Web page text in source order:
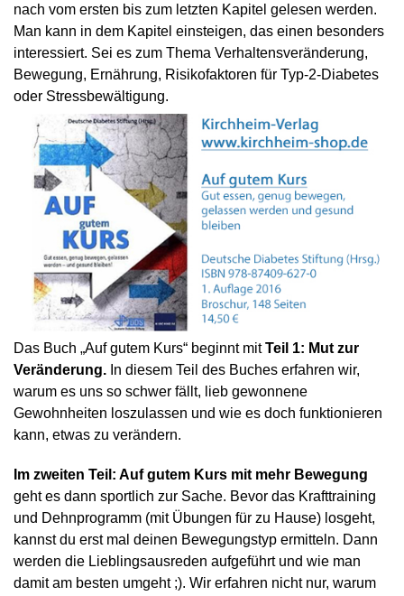
nach vom ersten bis zum letzten Kapitel gelesen werden.
Man kann in dem Kapitel einsteigen, das einen besonders
interessiert. Sei es zum Thema Verhaltensveränderung,
Bewegung, Ernährung, Risikofaktoren für Typ-2-Diabetes
oder Stressbewältigung.
Das Buch „Auf gutem Kurs“ beginnt mitTeil 1: Mut zur
Veränderung. In diesem Teil des Buches erfahren wir,
warum es uns so schwer fällt, lieb gewonnene
Gewohnheiten loszulassen und wie es doch funktionieren
kann, etwas zu verändern.
Im zweiten Teil: Auf gutem Kurs mit mehr Bewegung
geht es dann sportlich zur Sache. Bevor das Krafttraining
und Dehnprogramm (mit Übungen für zu Hause) losgeht,
kannst du erst mal deinen Bewegungstyp ermitteln. Dann
werden die Lieblingsausreden aufgeführt und wie man
damit am besten umgeht ;). Wir erfahren nicht nur, warum